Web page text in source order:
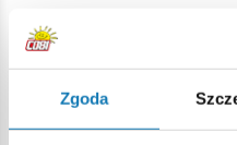
Zgoda
Opis
Lokalizacja produktu:
Strona główna Klocki na